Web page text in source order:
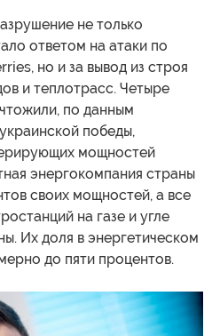
не только
ответом на атаки по
но и за вывод из строя
и теплотрасс. Четыре
по данным
победы,
мощностей
энергокомпания страны
своих мощностей, а все
на газе и угле
Их доля в энергетическом
до пяти процентов.